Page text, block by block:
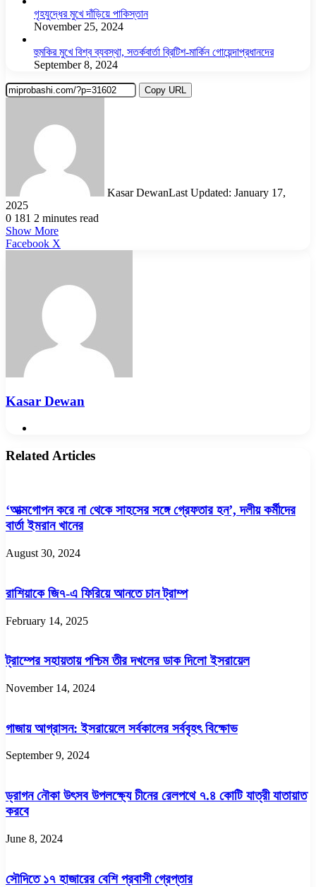
গৃহযুদ্ধের মুখে দাঁড়িয়ে পাকিস্তান
November 25, 2024
হুমকির মুখে বিশ্ব ব্যবস্থা, সতর্কবার্তা ব্রিটিশ-মার্কিন গোয়েন্দাপ্রধানদের
September 8, 2024
Copy URL
Kasar DewanLast Updated: January 17,
2025
0 181 2 minutes read
Show More
Facebook X
Kasar Dewan
Related Articles
‘আত্মগোপন করে না থেকে সাহসের সঙ্গে গ্রেফতার হন’, দলীয় কর্মীদের
বার্তা ইমরান খানের
August 30, 2024
রাশিয়াকে জি৭-এ ফিরিয়ে আনতে চান ট্রাম্প
February 14, 2025
ট্রাম্পের সহায়তায় পশ্চিম তীর দখলের ডাক দিলো ইসরায়েল
November 14, 2024
গাজায় আগ্রাসন: ইসরায়েলে সর্বকালের সর্ববৃহৎ বিক্ষোভ
September 9, 2024
ড্রাগন নৌকা উৎসব উপলক্ষ্যে চীনের রেলপথে ৭.৪ কোটি যাত্রী যাতায়াত
করবে
June 8, 2024
সৌদিতে ১৭ হাজারের বেশি প্রবাসী গ্রেপ্তার